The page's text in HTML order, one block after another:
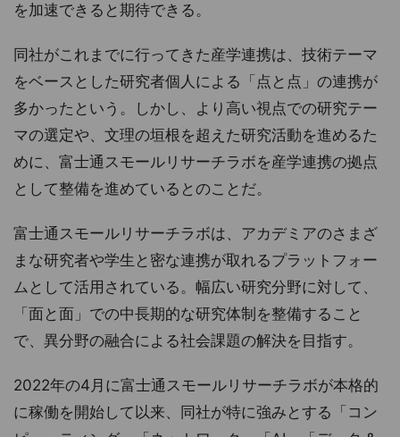
を加速できると期待できる。
同社がこれまでに行ってきた産学連携は、技術テーマ
をベースとした研究者個人による「点と点」の連携が
多かったという。しかし、より高い視点での研究テー
マの選定や、文理の垣根を超えた研究活動を進めるた
めに、富士通スモールリサーチラボを産学連携の拠点
として整備を進めているとのことだ。
富士通スモールリサーチラボは、アカデミアのさまざ
まな研究者や学生と密な連携が取れるプラットフォー
ムとして活用されている。幅広い研究分野に対して、
「面と面」での中長期的な研究体制を整備すること
で、異分野の融合による社会課題の解決を目指す。
2022年の4月に富士通スモールリサーチラボが本格的
に稼働を開始して以来、同社が特に強みとする「コン